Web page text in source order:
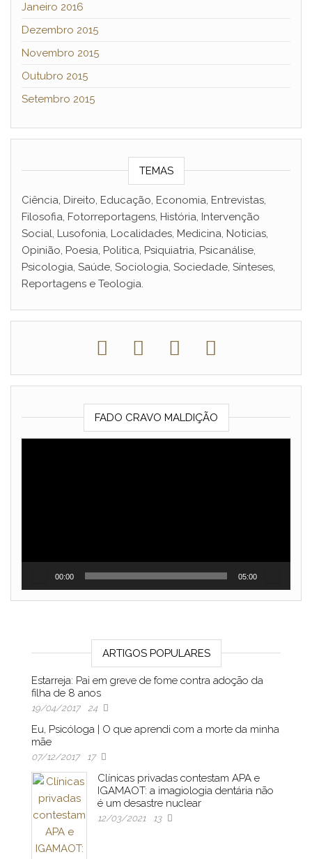
Janeiro 2016
Dezembro 2015
Novembro 2015
Outubro 2015
Setembro 2015
TEMAS
Ciência, Direito, Educação, Economia, Entrevistas,
Filosofia, Fotorreportagens, História, Intervenção
Social, Lusofonia, Localidades, Medicina, Noticias,
Opinião, Poesia, Politica, Psiquiatria, Psicanálise,
Psicologia, Saúde, Sociologia, Sociedade, Sínteses,
Reportagens e Teologia.
FADO CRAVO MALDIÇÃO
00:00 05:00
ARTIGOS POPULARES
Estarreja: Pai em greve de fome contra adoção da
filha de 8 anos
19/04/2017 24
Eu, Psicóloga | O que aprendi com a morte da minha
mãe
07/12/2017 17
Clínicas privadas contestam APA e
IGAMAOT: a imagiologia dentária não
é um desastre nuclear
12/03/2021 13